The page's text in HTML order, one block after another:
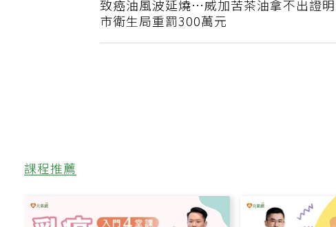
致癌油風波延燒…威加苦茶油拿不出證
市衛生局重罰300萬元
課程推薦